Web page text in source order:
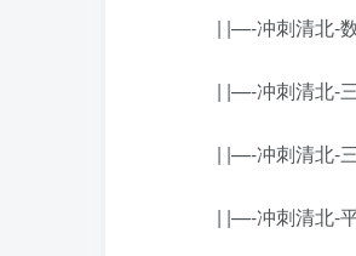
| |—-冲刺清北-数
| |—-冲刺清北-三
| |—-冲刺清北-三
| |—-冲刺清北-平